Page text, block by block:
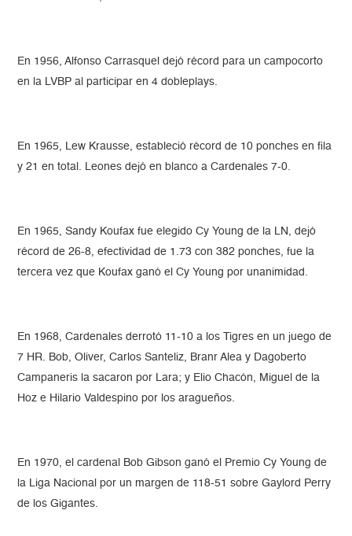
En 1956, Alfonso Carrasquel dejó récord para un campocorto
en la LVBP al participar en 4 dobleplays.
En 1965, Lew Krausse, estableció récord de 10 ponches en fila
y 21 en total. Leones dejó en blanco a Cardenales 7-0.
En 1965, Sandy Koufax fue elegido Cy Young de la LN, dejó
récord de 26-8, efectividad de 1.73 con 382 ponches, fue la
tercera vez que Koufax ganó el Cy Young por unanimidad.
En 1968, Cardenales derrotó 11-10 a los Tigres en un juego de
7 HR. Bob, Oliver, Carlos Santeliz, Branr Alea y Dagoberto
Campaneris la sacaron por Lara; y Elio Chacón, Miguel de la
Hoz e Hilario Valdespino por los aragueños.
En 1970, el cardenal Bob Gibson ganó el Premio Cy Young de
la Liga Nacional por un margen de 118-51 sobre Gaylord Perry
de los Gigantes.